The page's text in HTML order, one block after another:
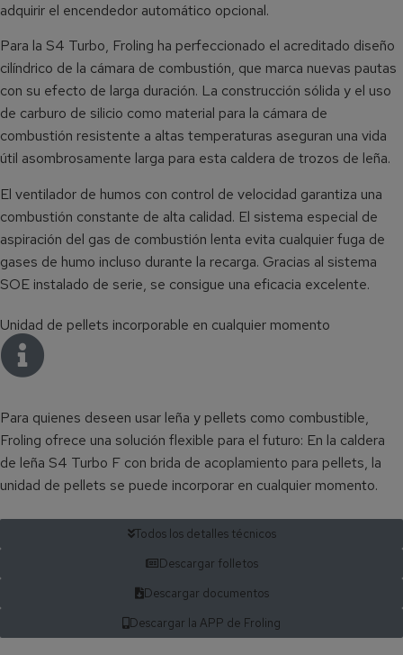
adquirir el encendedor automático opcional.
Para la S4 Turbo, Froling ha perfeccionado el acreditado diseño
cilíndrico de la cámara de combustión, que marca nuevas pautas
con su efecto de larga duración. La construcción sólida y el uso
de carburo de silicio como material para la cámara de
combustión resistente a altas temperaturas aseguran una vida
útil asombrosamente larga para esta caldera de trozos de leña.
El ventilador de humos con control de velocidad garantiza una
combustión constante de alta calidad. El sistema especial de
aspiración del gas de combustión lenta evita cualquier fuga de
gases de humo incluso durante la recarga. Gracias al sistema
SOE instalado de serie, se consigue una eficacia excelente.
Unidad de pellets incorporable en cualquier momento
Para quienes deseen usar leña y pellets como combustible,
Froling ofrece una solución flexible para el futuro: En la caldera
de leña S4 Turbo F con brida de acoplamiento para pellets, la
unidad de pellets se puede incorporar en cualquier momento.
Todos los detalles técnicos
Descargar folletos
Descargar documentos
Descargar la APP de Froling